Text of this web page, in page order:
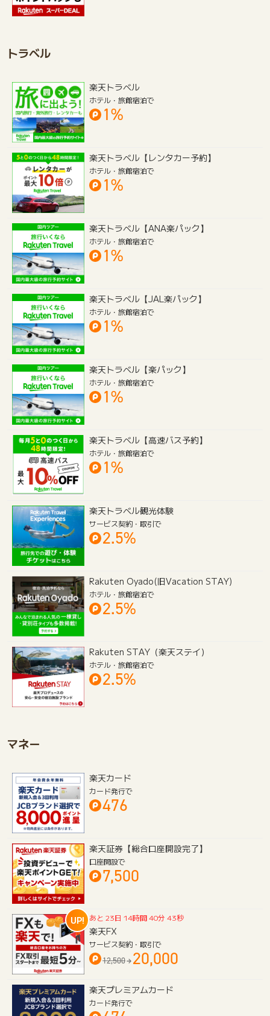
トラベル
楽天トラベル
ホテル・旅館宿泊で
1%
楽天トラベル【レンタカー予約】
ホテル・旅館宿泊で
1%
楽天トラベル【ANA楽パック】
ホテル・旅館宿泊で
1%
楽天トラベル【JAL楽パック】
ホテル・旅館宿泊で
1%
楽天トラベル【楽パック】
ホテル・旅館宿泊で
1%
楽天トラベル【高速バス予約】
ホテル・旅館宿泊で
1%
楽天トラベル観光体験
サービス契約・取引で
2.5%
Rakuten Oyado(旧Vacation STAY)
ホテル・旅館宿泊で
2.5%
Rakuten STAY（楽天ステイ）
ホテル・旅館宿泊で
2.5%
マネー
楽天カード
カード発行で
476
楽天証券【総合口座開設完了】
口座開設で
7,500
UP! あと 23日 14時間40分 43秒
楽天FX
サービス契約・取引で
12,500 20,000
楽天プレミアムカード
カード発行で